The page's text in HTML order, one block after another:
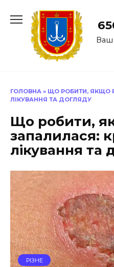
до
Ваш
ГОЛОВНА » ЩО РОБИТИ, ЯКЩО
ЛІКУВАННЯ ТА ДОГЛЯДУ
Що робити,
запалилася:
лікування та
РІЗНЕ